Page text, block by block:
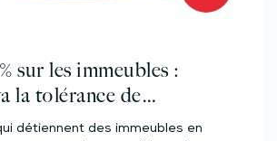
sur les immeubles :
la tolérance de
?
détiennent des immeubles en